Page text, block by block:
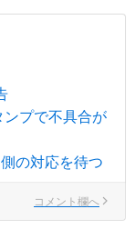
プで不具合が
の対応を待つ
コメント欄へ